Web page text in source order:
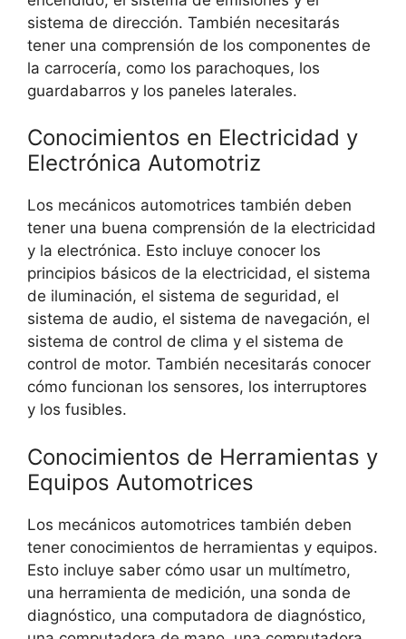
sistema de dirección. También necesitarás
tener una comprensión de los componentes de
la carrocería, como los parachoques, los
guardabarros y los paneles laterales.
Conocimientos en Electricidad y
Electrónica Automotriz
Los mecánicos automotrices también deben
tener una buena comprensión de la electricidad
y la electrónica. Esto incluye conocer los
principios básicos de la electricidad, el sistema
de iluminación, el sistema de seguridad, el
sistema de audio, el sistema de navegación, el
sistema de control de clima y el sistema de
control de motor. También necesitarás conocer
cómo funcionan los sensores, los interruptores
y los fusibles.
Conocimientos de Herramientas y
Equipos Automotrices
Los mecánicos automotrices también deben
tener conocimientos de herramientas y equipos.
Esto incluye saber cómo usar un multímetro,
una herramienta de medición, una sonda de
diagnóstico, una computadora de diagnóstico,